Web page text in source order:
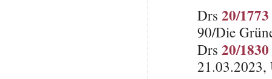
Drs 20/1773
90/Die
Drs 20/1830
21.03.2023,